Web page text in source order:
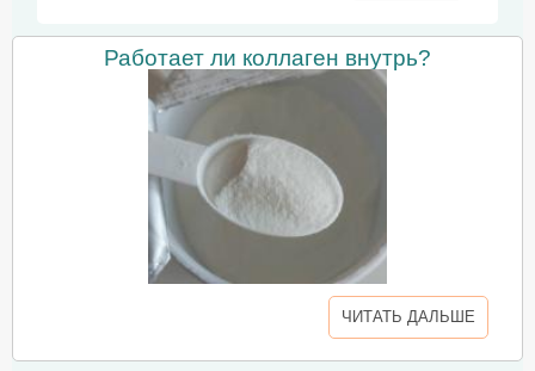
Работает ли коллаген внутрь?
ЧИТАТЬ ДАЛЬШЕ